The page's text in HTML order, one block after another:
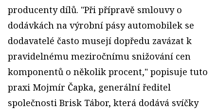
producenty dílů. "Při přípravě smlouvy o
dodávkách na výrobní pásy automobilek se
dodavatelé často musejí dopředu zavázat k
pravidelnému meziročnímu snižování cen
komponentů o několik procent," popisuje tuto
praxi Mojmír Čapka, generální ředitel
společnosti Brisk Tábor, která dodává svíčky